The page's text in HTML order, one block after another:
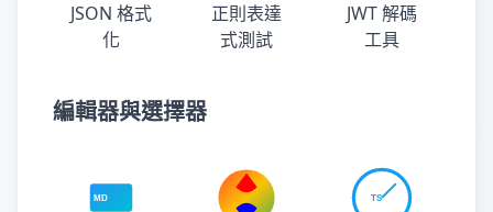
JSON 格式
化
正則表達
式測試
JWT 解碼
工具
編輯器與選擇器